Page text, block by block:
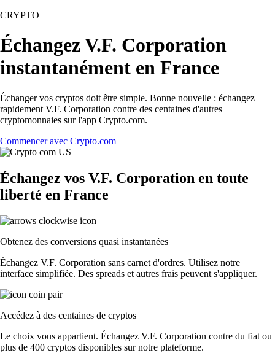
CRYPTO
Échangez V.F. Corporation
instantanément en France
Échanger vos cryptos doit être simple. Bonne nouvelle : échangez
rapidement V.F. Corporation contre des centaines d'autres
cryptomonnaies sur l'app Crypto.com.
Commencer avec Crypto.com
Échangez vos V.F. Corporation en toute
liberté en France
Obtenez des conversions quasi instantanées
Échangez V.F. Corporation sans carnet d'ordres. Utilisez notre
interface simplifiée. Des spreads et autres frais peuvent s'appliquer.
Accédez à des centaines de cryptos
Le choix vous appartient. Échangez V.F. Corporation contre du fiat ou
plus de 400 cryptos disponibles sur notre plateforme.